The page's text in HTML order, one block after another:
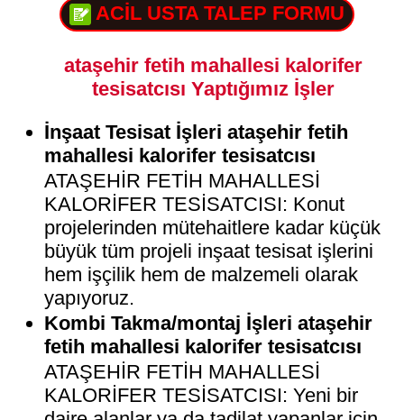
ACİL USTA TALEP FORMU
ataşehir fetih mahallesi kalorifer
tesisatcısı Yaptığımız İşler
İnşaat Tesisat İşleri ataşehir fetih
mahallesi kalorifer tesisatcısı
ATAŞEHİR FETİH MAHALLESİ
KALORİFER TESİSATCISI: Konut
projelerinden mütehaitlere kadar küçük
büyük tüm projeli inşaat tesisat işlerini
hem işçilik hem de malzemeli olarak
yapıyoruz.
Kombi Takma/montaj İşleri ataşehir
fetih mahallesi kalorifer tesisatcısı
ATAŞEHİR FETİH MAHALLESİ
KALORİFER TESİSATCISI: Yeni bir